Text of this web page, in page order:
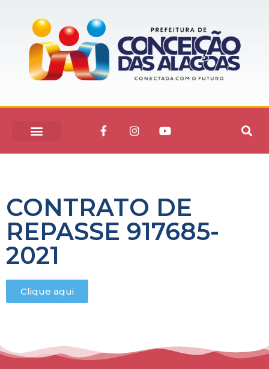
CONTRATO DE
REPASSE 917685-
2021
Clique aqui